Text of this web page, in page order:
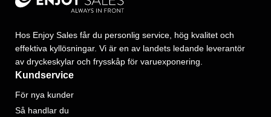
Hos Enjoy Sales får du personlig service, hög kvalitet och
effektiva kyllösningar. Vi är en av landets ledande leverantör
av dryckeskylar och frysskåp för varuexponering.
Kundservice
För nya kunder
Så handlar du